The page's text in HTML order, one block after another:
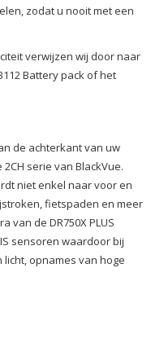
zodat u nooit met een
verwijzen wij door naar
Battery pack of het
de achterkant van uw
serie van BlackVue.
niet enkel naar voor en
fietspaden en meer
van de DR750X PLUS
sensoren waardoor bij
opnames van hoge